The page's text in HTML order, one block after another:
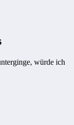
würde ich